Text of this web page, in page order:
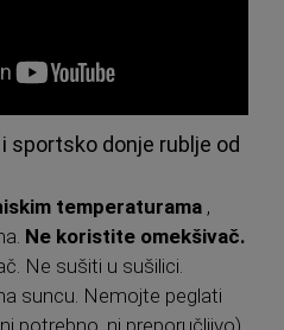
sportsko donje rublje od
temperaturama ,
Ne koristite omekšivač.
Ne sušiti u sušilici.
suncu. Nemojte peglati
potrebno, ni preporučljivo).